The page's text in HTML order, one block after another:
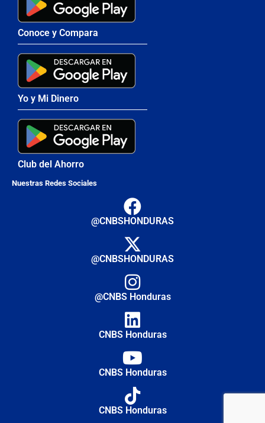
Conoce y Compara
Yo y Mi Dinero
Club del Ahorro
Nuestras Redes Sociales
@CNBSHONDURAS
@CNBSHONDURAS
@CNBS Honduras
CNBS Honduras
CNBS Honduras
CNBS Honduras